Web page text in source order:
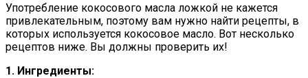
Употребление кокосового масла ложкой не кажется
привлекательным, поэтому вам нужно найти рецепты, в
которых используется кокосовое масло. Вот несколько
рецептов ниже. Вы должны проверить их!
1. Ингредиенты: